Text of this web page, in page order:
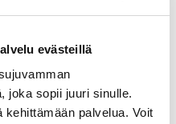
evästeillä
joka sopii juuri sinulle.
palvelua. Voit
toiminnassa joulukuun
sinulla on tarvetta
toimistolla